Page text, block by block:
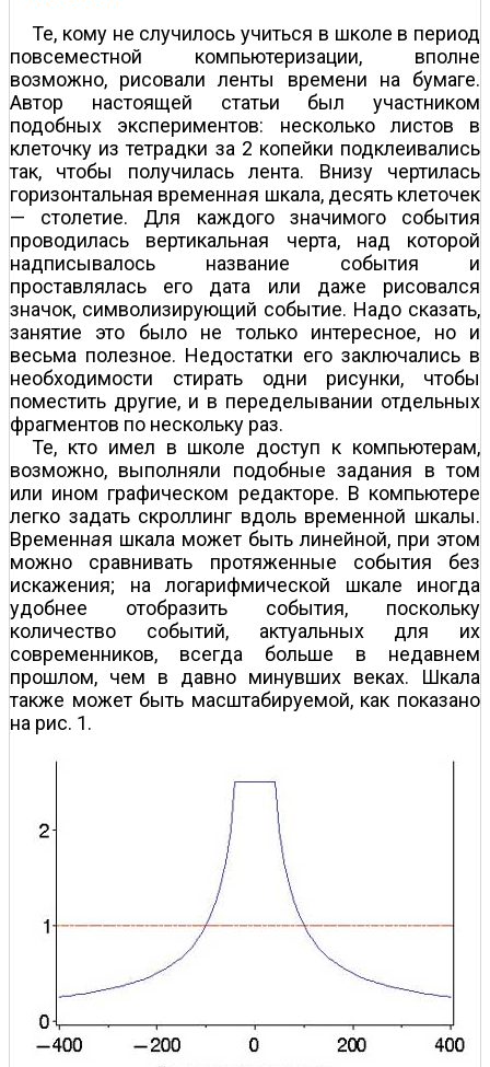
Те, кому не случилось учиться в школе в период
повсеместной компьютеризации, вполне
возможно, рисовали ленты времени на бумаге.
Автор настоящей статьи был участником
подобных экспериментов: несколько листов в
клеточку из тетрадки за 2 копейки подклеивались
так, чтобы получилась лента. Внизу чертилась
горизонтальная временная шкала, десять клеточек
— столетие. Для каждого значимого события
проводилась вертикальная черта, над которой
надписывалось название события и
проставлялась его дата или даже рисовался
значок, символизирующий событие. Надо сказать,
занятие это было не только интересное, но и
весьма полезное. Недостатки его заключались в
необходимости стирать одни рисунки, чтобы
поместить другие, и в переделывании отдельных
фрагментов по нескольку раз.
Те, кто имел в школе доступ к компьютерам,
возможно, выполняли подобные задания в том
или ином графическом редакторе. В компьютере
легко задать скроллинг вдоль временной шкалы.
Временная шкала может быть линейной, при этом
можно сравнивать протяженные события без
искажения; на логарифмической шкале иногда
удобнее отобразить события, поскольку
количество событий, актуальных для их
современников, всегда больше в недавнем
прошлом, чем в давно минувших веках. Шкала
также может быть масштабируемой, как показано
на рис. 1.